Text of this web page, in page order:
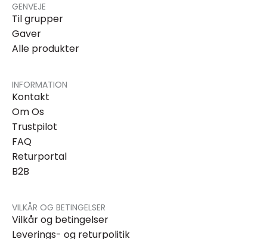
GENVEJE
Til grupper
Gaver
Alle produkter
INFORMATION
Kontakt
Om Os
Trustpilot
FAQ
Returportal
B2B
VILKÅR OG BETINGELSER
Vilkår og betingelser
Leverings- og returpolitik